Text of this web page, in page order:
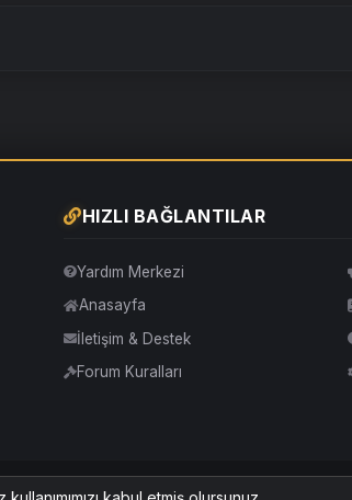
HIZLI BAĞLANTILAR
Yardım Merkezi
Anasayfa
İletişim & Destek
Forum Kuralları